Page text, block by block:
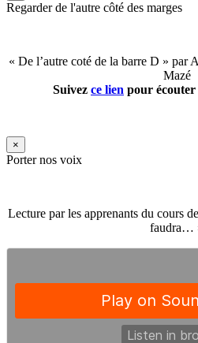
Regarder de l'autre côté des marges
« De l’autre coté de la barre D » par
Mazé
Suivez ce lien pour
×
Porter nos voix
Lecture par les apprenants du cours
faudra…